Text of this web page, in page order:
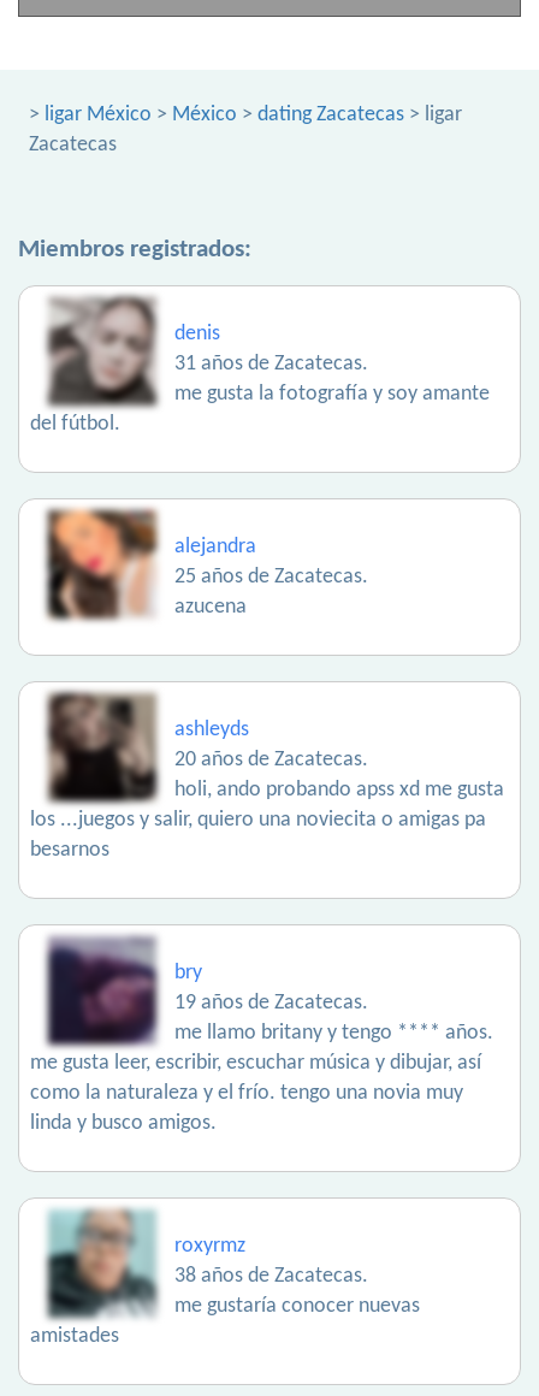
> ligar México > México > dating Zacatecas > ligar
Zacatecas
Miembros registrados:
denis
31 años de Zacatecas.
me gusta la fotografía y soy amante
del fútbol.
alejandra
25 años de Zacatecas.
azucena
ashleyds
20 años de Zacatecas.
holi, ando probando apss xd me gusta
los ...juegos y salir, quiero una noviecita o amigas pa
besarnos
bry
19 años de Zacatecas.
me llamo britany y tengo **** años.
me gusta leer, escribir, escuchar música y dibujar, así
como la naturaleza y el frío. tengo una novia muy
linda y busco amigos.
roxyrmz
38 años de Zacatecas.
me gustaría conocer nuevas
amistades